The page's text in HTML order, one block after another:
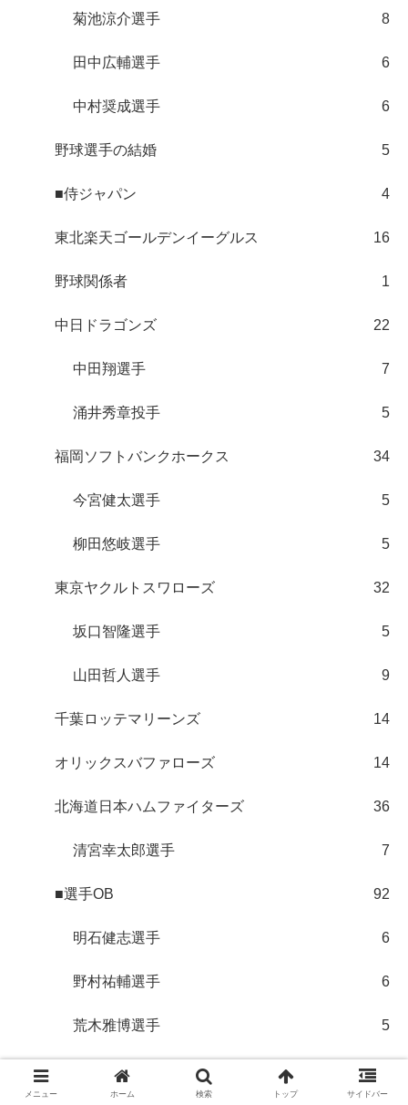
菊池涼介選手 8
田中広輔選手 6
中村奨成選手 6
野球選手の結婚 5
■侍ジャパン 4
東北楽天ゴールデンイーグルス 16
野球関係者 1
中日ドラゴンズ 22
中田翔選手 7
涌井秀章投手 5
福岡ソフトバンクホークス 34
今宮健太選手 5
柳田悠岐選手 5
東京ヤクルトスワローズ 32
坂口智隆選手 5
山田哲人選手 9
千葉ロッテマリーンズ 14
オリックスバファローズ 14
北海道日本ハムファイターズ 36
清宮幸太郎選手 7
■選手OB 92
明石健志選手 6
野村祐輔選手 6
荒木雅博選手 5
イチロー選手
メニュー ホーム 検索 トップ サイドバー